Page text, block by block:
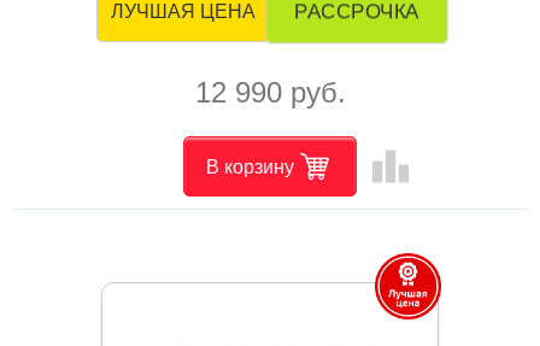
ЛУЧШАЯ ЦЕНА РАССРОЧКА
12 990 руб.
В корзину leaderboard